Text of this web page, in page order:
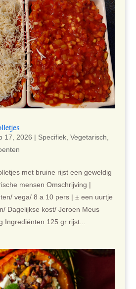
17, 2026 | Specifiek, Vegetarisch
met bruine rijst een geweldig
mensen Omschrijving |
vega/ 8 a 10 pers | ± een uurtje
Dagelijkse kost/ Jeroen Meus
Ingrediënten 125 gr rijst...